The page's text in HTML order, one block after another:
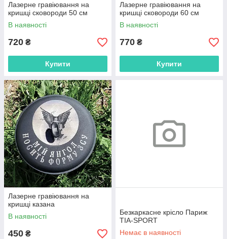
Лазерне гравіювання на
кришці сковороди 50 см
В наявності
720 ₴
Купити
Лазерне гравіювання на
кришці сковороди 60 см
В наявності
770 ₴
Купити
Лазерне гравіювання на
кришці казана
В наявності
450 ₴
Безкаркасне крісло Париж
TIA-SPORT
Немає в наявності